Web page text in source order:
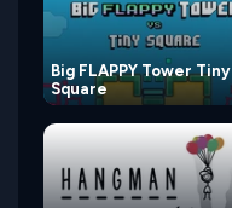
Big FLAPPY Tower Tiny
Square